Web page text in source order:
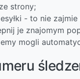
strony;
- to nie zajmie
je znajomym
mogli